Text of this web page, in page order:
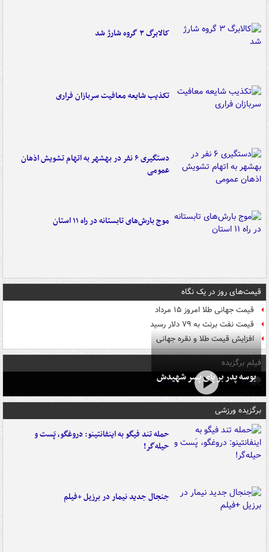
کالابرگ ۳ گروه شارژ شد
تکذیب شایعه معافیت سربازان فراری
دستگیری ۶ نفر در بهشهر به اتهام تشویش اذهان
عمومی
موج بارش‌های تابستانه در راه ۱۱ استان
قیمت‌های روز در یک نگاه
قیمت جهانی طلا امروز ۱۵ مرداد
قیمت نفت برنت به ۷۹ دلار رسید
افزایش قیمت طلا و نقره جهانی
فیلم برگزیده
بوسه‌ پدر بر پای پسر شهیدش
برگزیده ورزشی
حمله تند فیگو به اینفانتینو: دروغگو، پَست‌ و
حیله‌گر!
جنجال جدید نیمار در برزیل +فیلم